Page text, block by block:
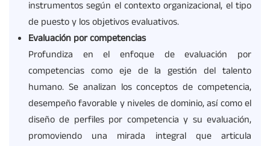
instrumentos según el contexto organizacional, el tipo
de puesto y los objetivos evaluativos.
Evaluación por competencias
Profundiza en el enfoque de evaluación por
competencias como eje de la gestión del talento
humano. Se analizan los conceptos de competencia,
desempeño favorable y niveles de dominio, así como el
diseño de perfiles por competencia y su evaluación,
promoviendo una mirada integral que articula